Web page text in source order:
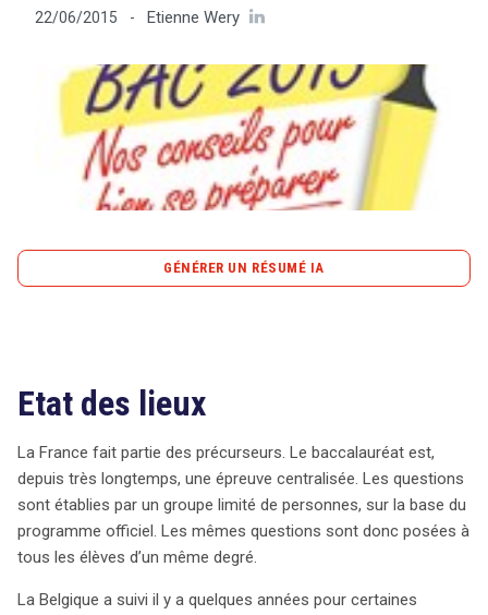
Tout sur le droit de l'innovation
Rechercher
CONTACT
22/06/2015 - Etienne Wery
GÉNÉRER UN RÉSUMÉ IA
performances académiques. Bien que ce système
dans différentes régions, il présente des risques
significatifs, notamment en matière de sécurité des
données. La Belgique a récemment été confrontée à une
série de scandales liés à la fuite des épreuves,
entraînant l’annulation de plusieurs examens. Ce
vulnérabilités au sein du système éducatif, où les
Etat des lieux
La France fait partie des précurseurs. Le baccalauréat est,
depuis très longtemps, une épreuve centralisée. Les questions
sont établies par un groupe limité de personnes, sur la base du
programme officiel. Les mêmes questions sont donc posées à
tous les élèves d’un même degré.
La Belgique a suivi il y a quelques années pour certaines